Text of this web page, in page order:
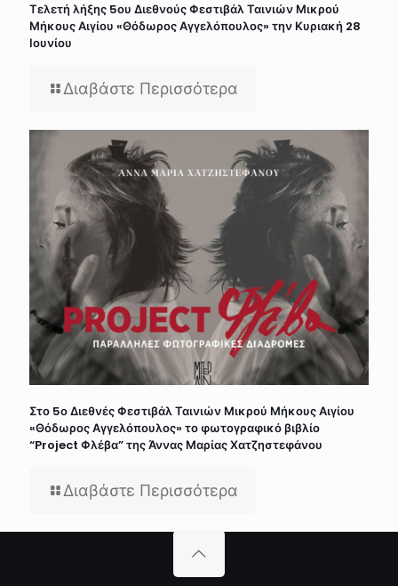
Τελετή λήξης 5ου Διεθνούς Φεστιβάλ Ταινιών Μικρού
Μήκους Αιγίου «Θόδωρος Αγγελόπουλος» την Κυριακή 28
Ιουνίου
Διαβάστε Περισσότερα
Στο 5ο Διεθνές Φεστιβάλ Ταινιών Μικρού Μήκους Αιγίου
«Θόδωρος Αγγελόπουλος» το φωτογραφικό βιβλίο
“Project Φλέβα” της Άννας Μαρίας Χατζηστεφάνου
Διαβάστε Περισσότερα